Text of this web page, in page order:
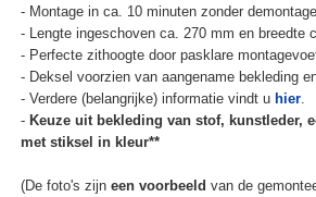
- Montage in ca. 10 minuten zonder
- Lengte ingeschoven ca. 270 mm en breedte
- Perfecte zithoogte door pasklare
- Deksel voorzien van aangename bekleding
- Verdere (belangrijke) informatie vindt u hier.
- Keuze uit bekleding van stof, kunstleder,
met stiksel in kleur**
(De foto's zijn een voorbeeld van de